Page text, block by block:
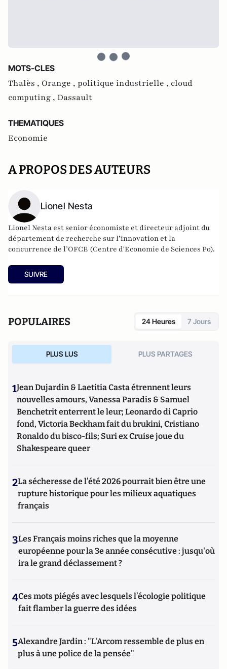
MOTS-CLES
Thalès , Orange , politique industrielle , cloud
computing , Dassault
THEMATIQUES
Economie
A PROPOS DES AUTEURS
Lionel Nesta
Lionel Nesta est senior économiste et directeur adjoint du
département de recherche sur l’innovation et la
concurrence de l’OFCE (Centre d'Economie de Sciences Po).
SUIVRE
POPULAIRES 24 Heures 7 Jours
PLUS LUS PLUS PARTAGES
1Jean Dujardin & Laetitia Casta étrennent leurs
nouvelles amours, Vanessa Paradis & Samuel
Benchetrit enterrent le leur; Leonardo di Caprio
fond, Victoria Beckham fait du brukini, Cristiano
Ronaldo du bisco-fils; Suri ex Cruise joue du
Shakespeare queer
2La sécheresse de l’été 2026 pourrait bien être une
rupture historique pour les milieux aquatiques
français
3Les Français moins riches que la moyenne
européenne pour la 3e année consécutive : jusqu'où
ira le grand déclassement ?
4Ces mots piégés avec lesquels l’écologie politique
fait flamber la guerre des idées
5Alexandre Jardin : "L'Arcom ressemble de plus en
plus à une police de la pensée"